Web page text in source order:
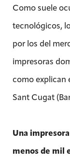
Como suele
tecnológicos,
por los del
impresoras
como explican
Sant Cugat
Una
menos de mil